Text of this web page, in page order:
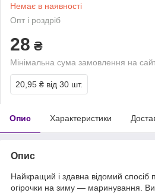
Немає в наявності
Опт і роздріб
28 ₴
Мінімальна сума замовлення на
20,95 ₴ від 30 шт.
Опис Характеристики
Опис
Найкращий і здавна відомий спосіб
огірочки на зиму — маринування.